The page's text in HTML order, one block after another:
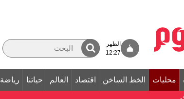
الظهر
12:27
محليات الخط الساخن اقتصاد العالم حياتنا رياضة